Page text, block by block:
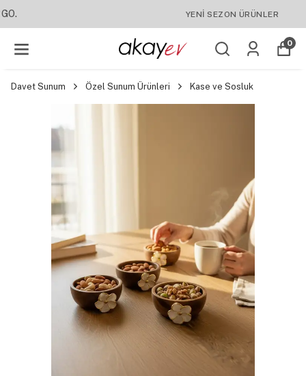
YENI SEZON ÜRÜNLER
0
Davet Sunum Özel Sunum Ürünleri Kase ve Sosluk